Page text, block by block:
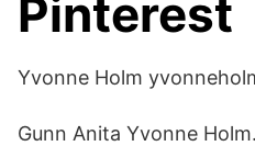
Pinterest
Yvonne Holm
Gunn Anita Yvonne